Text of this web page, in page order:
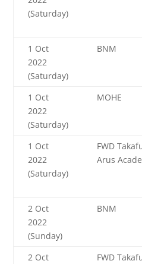
(Saturday)
1 Oct
2022
(Saturday)
BNM
1 Oct
2022
(Saturday)
MOHE
1 Oct
2022
(Saturday)
FWD
Arus
2 Oct
2022
(Sunday)
BNM
2 Oct
FWD